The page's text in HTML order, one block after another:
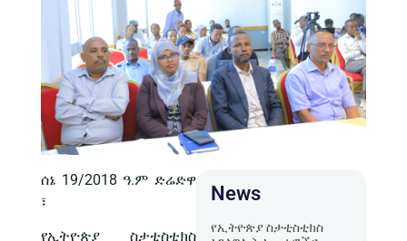
ሰኔ 19/2018 ዓ.ም ድሬድዋ
፣
የኢትዮጵያ ስታቲስቲክስ
News
የኢትዮጵያ ስታቲስቲክስ